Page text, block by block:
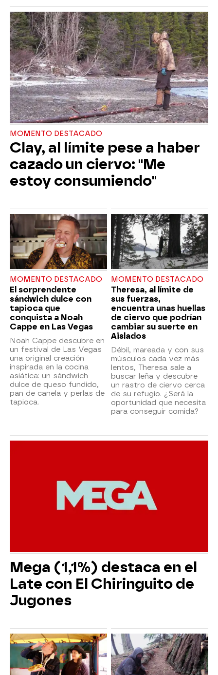
MOMENTO DESTACADO
Clay, al límite pese a haber
cazado un ciervo: "Me
estoy consumiendo"
MOMENTO DESTACADO
El sorprendente
sándwich dulce con
tapioca que
conquista a Noah
Cappe en Las Vegas
Noah Cappe descubre en
un festival de Las Vegas
una original creación
inspirada en la cocina
asiática: un sándwich
dulce de queso fundido,
pan de canela y perlas de
tapioca.
MOMENTO DESTACADO
Theresa, al límite de
sus fuerzas,
encuentra unas huellas
de ciervo que podrían
cambiar su suerte en
Aislados
Débil, mareada y con sus
músculos cada vez más
lentos, Theresa sale a
buscar leña y descubre
un rastro de ciervo cerca
de su refugio. ¿Será la
oportunidad que necesita
para conseguir comida?
Mega (1,1%) destaca en el
Late con El Chiringuito de
Jugones